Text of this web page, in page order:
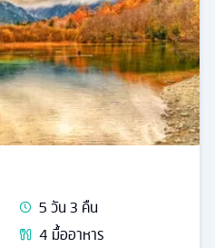
5วัน3 คืน
4 มื้ออาหาร